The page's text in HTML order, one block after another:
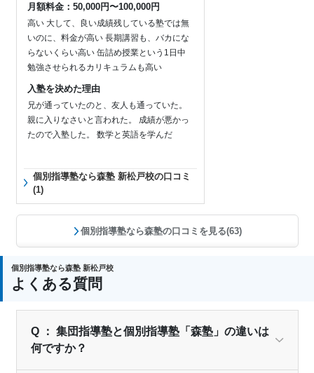
月額料金：50,000円〜100,000円
高い 大して、良い成績残している塾では無
いのに、料金が高い 長期講習も、バカにな
らないくらい高い 缶詰め授業という1日中
勉強させられるカリキュラムも高い
入塾を決めた理由
兄が通っていたのと、友人も通っていた。
親に入りなさいと言われた。 成績が悪かっ
たので入塾した。 数学と英語を学んだ
個別指導塾なら森塾 新松戸校の口コミ
(1)
個別指導塾なら森塾の口コミを見る(63)
個別指導塾なら森塾 新松戸校
よくある質問
Q ： 集団指導塾と個別指導塾「森塾」の違いは
何ですか？